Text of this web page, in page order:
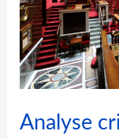
c
o
n
s
t
t
Analyse